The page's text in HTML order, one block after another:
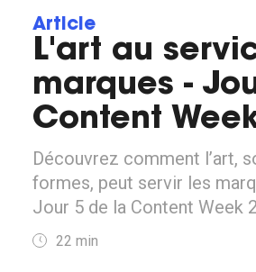
Article
L'art au
marques -
Content
Découvrez comment l’art,
formes, peut servir les
Jour 5 de la Content Week
22 min